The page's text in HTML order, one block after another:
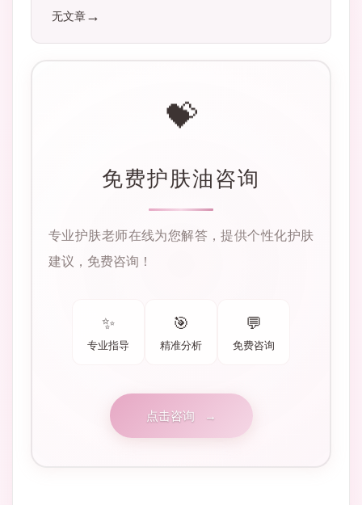
无文章
💝
免费护肤油咨询
专业护肤老师在线为您解答，提供个性化护肤
建议，免费咨询！
✨
专业指导
🎯
精准分析
💬
免费咨询
点击咨询 →